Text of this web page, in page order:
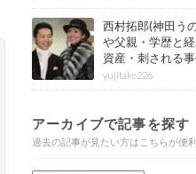
西村拓郎(神田う
や父親・学歴と
資産・刺される
婚と子供や自宅・
とめ
yujitake226
アーカイブで記事を探す
過去の記事が見たい方はこちらが便利